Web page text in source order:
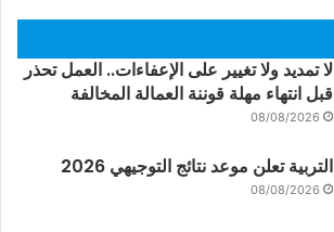
لا تمديد ولا تغيير على الإعفاءات.. العمل تحذر
قبل انتهاء مهلة قوننة العمالة المخالفة
08/08/2026
التربية تعلن موعد نتائج التوجيهي 2026
08/08/2026